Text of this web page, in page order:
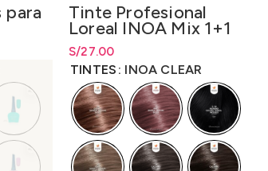
para
12.30
Tinte Profesional
Loreal INOA Mix 1+1
60gr. – LO3000N1
S/27.00
Rango de precios: desde
S/27.00hastaS/27.00
TINTES INOA CLEAR